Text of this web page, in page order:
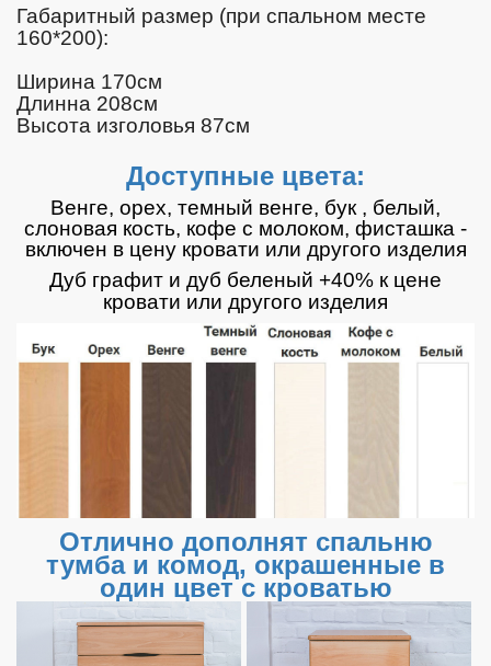
Габаритный размер (при спальном месте
160*200):
Ширина 170см
Длинна 208см
Высота изголовья 87см
Доступные цвета:
Венге, орех, темный венге, бук , белый,
слоновая кость, кофе с молоком, фисташка -
включен в цену кровати или другого изделия
Дуб графит и дуб беленый +40% к цене
кровати или другого изделия
Отлично дополнят спальню
тумба и комод, окрашенные в
один цвет с кроватью